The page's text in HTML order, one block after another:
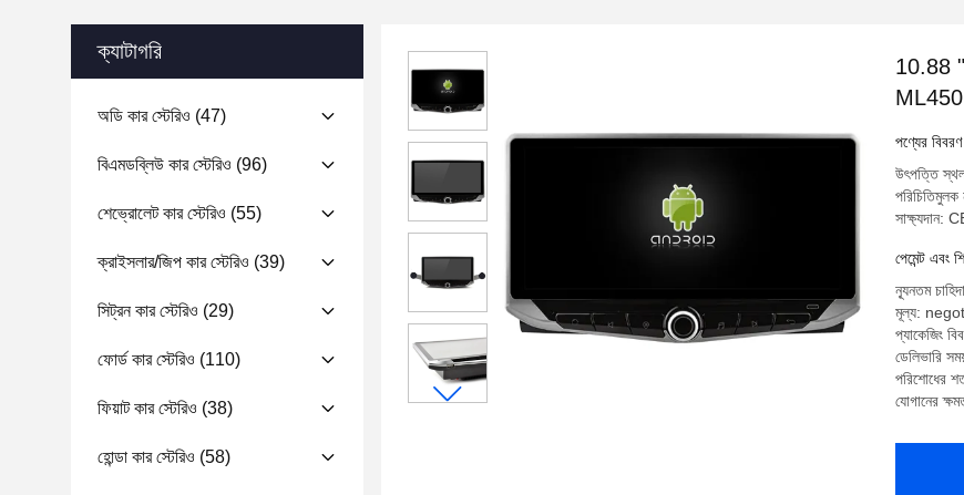
ক্যাটাগরি
অডি কার স্টেরিও (47)
বিএমডব্লিউ কার স্টেরিও (96)
শেভ্রোলেট কার স্টেরিও (55)
ক্রাইসলার/জিপ কার স্টেরিও (39)
সিট্রন কার স্টেরিও (29)
ফোর্ড কার স্টেরিও (110)
ফিয়াট কার স্টেরিও (38)
হোন্ডা কার স্টেরিও (58)
10.88
পণ্যের বিবরণ
উৎপত্তি
সাক্ষ্যদান:
পেমেন্ট এবং
ন্যূনতম
মূল্য:
প্যাকেজিং
ডেলিভারি
পরিশোধের
যোগানের